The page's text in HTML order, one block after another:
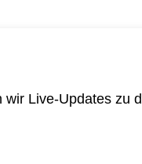
Live-Updates zu